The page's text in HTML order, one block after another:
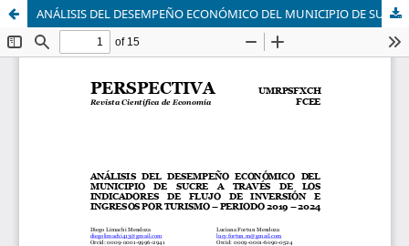
ANÁLISIS DEL DESEMPEÑO ECONÓMICO DEL MUNICIPIO DE SUCRE A TRAVÉS DE LOS INDICADORES DE FLUJO DE INVERSIÓN E INGRESOS POR TURISMO – PERIODO 2019 – 2024